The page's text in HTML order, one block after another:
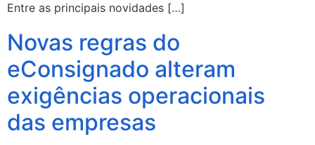
Entre as principais novidades […]
Novas regras do
eConsignado alteram
exigências operacionais
das empresas